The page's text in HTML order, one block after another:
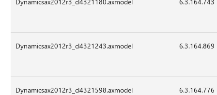
Dynamicsax2012r3_cl4321243.axmodel 6.3.164.869
Dynamicsax2012r3_cl4321598.axmodel 6.3.164.776